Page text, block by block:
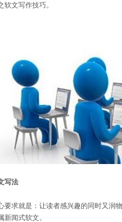
软文写作技巧。
写法
求就是：让读者感兴趣的同时又润
新闻式软文。